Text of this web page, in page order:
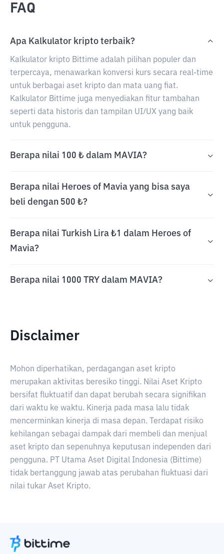
FAQ
Apa Kalkulator kripto terbaik?
Kalkulator kripto Bittime adalah pilihan populer dan
terpercaya, menawarkan konversi kurs secara real-time
untuk berbagai aset kripto dan mata uang fiat.
Kalkulator Bittime juga menyediakan fitur tambahan
seperti data historis dan tampilan UI/UX yang baik
untuk pengguna.
Berapa nilai 100 ₺ dalam MAVIA?
Berapa nilai Heroes of Mavia yang bisa saya
beli dengan 500 ₺?
Berapa nilai Turkish Lira ₺1 dalam Heroes of
Mavia?
Berapa nilai 1000 TRY dalam MAVIA?
Disclaimer
Mohon diperhatikan, perdagangan aset kripto
merupakan aktivitas beresiko tinggi. Nilai Aset Kripto
bersifat fluktuatif dan dapat berubah secara signifikan
dari waktu ke waktu. Kinerja pada masa lalu tidak
mencerminkan kinerja di masa depan. Terdapat risiko
kehilangan sebagai dampak dari membeli dan menjual
aset kripto dan sepenuhnya keputusan independen dari
pengguna. PT Utama Aset Digital Indonesia (Bittime)
tidak bertanggung jawab atas perubahan fluktuasi dari
nilai tukar Aset Kripto.